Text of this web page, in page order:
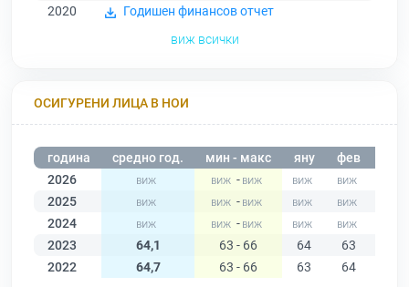
2020
Годишен финансов отчет
виж всички
ОСИГУРЕНИ ЛИЦА В НОИ
година средно год. мин - макс яну фев
2026
-
2025
-
2024
-
2023
64,1 63 - 66 64 63
2022
64,7 63 - 66 63 64